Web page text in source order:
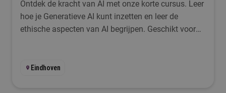
Selecteer
Ontdek de kracht van AI met onze korte cursus. Leer
hoe je Generatieve AI kunt inzetten en leer de
ethische aspecten van AI begrijpen. Geschikt voor
Eindhoven